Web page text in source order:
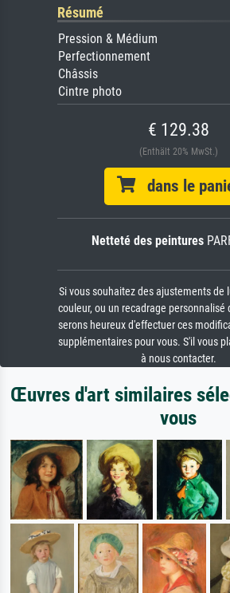
Résumé
Pression & Médium
Perfectionnement
Châssis
Cintre photo
€ 129.38
(Enthält 20% MwSt.)
dans le
Netteté des peintures
Si vous souhaitez des ajustements de
couleur, ou un recadrage personnalisé
serons heureux d'effectuer ces
supplémentaires pour vous. S'il vous
à nous contacter.
Œuvres d'art similaires
vous